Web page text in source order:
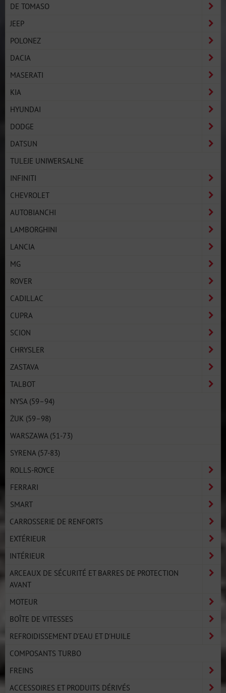
DE TOMASO
JEEP
POLONEZ
DACIA
MASERATI
KIA
HYUNDAI
DODGE
DATSUN
TULEJE UNIWERSALNE
INFINITI
CHEVROLET
AUTOBIANCHI
LAMBORGHINI
LANCIA
MG
ROVER
CADILLAC
CUPRA
SCION
CHRYSLER
ZASTAVA
TALBOT
NYSA (59–94)
ŻUK (59–98)
WARSZAWA (51-73)
SYRENA (57-83)
ROLLS-ROYCE
FERRARI
SMART
CARROSSERIE DE RENFORTS
EXTÉRIEUR
INTÉRIEUR
ARCEAUX DE SÉCURITÉ ET BARRES DE PROTECTION
AVANT
MOTEUR
BOÎTE DE VITESSES
REFROIDISSEMENT D'EAU ET D'HUILE
COMPOSANTS TURBO
FREINS
ACCESSOIRES ET PRODUITS DÉRIVÉS